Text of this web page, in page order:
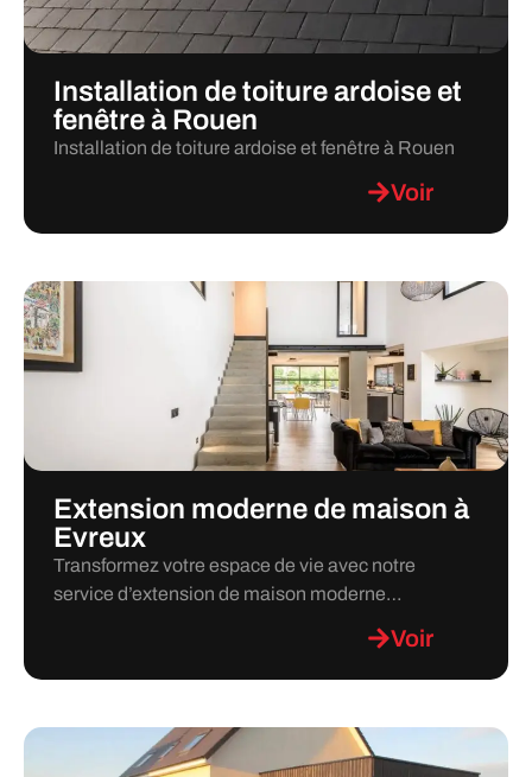
Installation de toiture ardoise et
fenêtre à Rouen
Installation de toiture ardoise et fenêtre à Rouen
Voir
Extension moderne de maison à
Evreux
Transformez votre espace de vie avec notre
service d’extension de maison moderne…
Voir